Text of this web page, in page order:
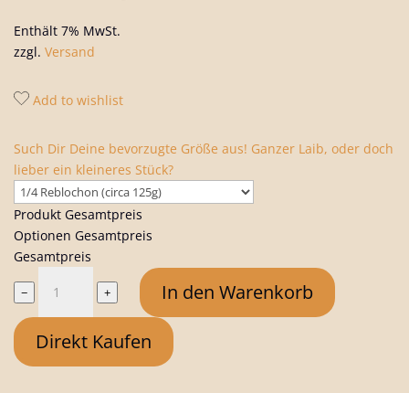
Enthält 7% MwSt.
zzgl. Versand
Add to wishlist
Such Dir Deine bevorzugte Größe aus! Ganzer Laib, oder doch
lieber ein kleineres Stück?
Produkt Gesamtpreis
Optionen Gesamtpreis
Gesamtpreis
−
Savoie
AOP
+ In den Warenkorb
Direkt Kaufen